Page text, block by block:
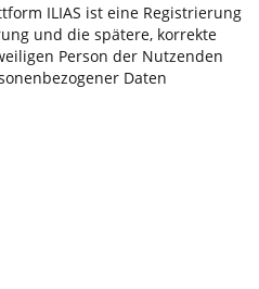
ILIAS ist eine Registrierung
und die spätere, korrekte
Person der Nutzenden
Daten